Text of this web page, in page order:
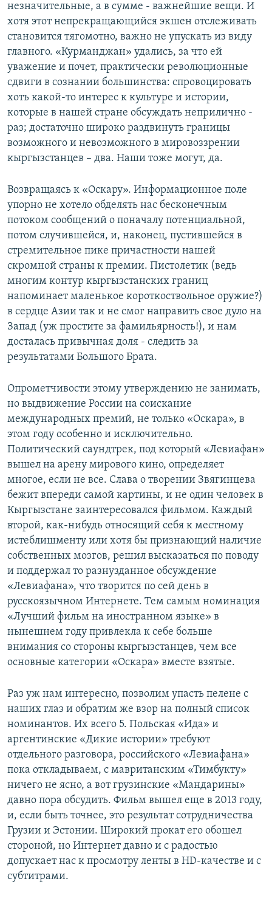
незначительные, а в сумме - важнейшие вещи. И
хотя этот непрекращающийся экшен отслеживать
становится тягомотно, важно не упускать из виду
главного. «Курманджан» удались, за что ей
уважение и почет, практически революционные
сдвиги в сознании большинства: спровоцировать
хоть какой-то интерес к культуре и истории,
которые в нашей стране обсуждать неприлично -
раз; достаточно широко раздвинуть границы
возможного и невозможного в мировоззрении
кыргызстанцев – два. Наши тоже могут, да.
Возвращаясь к «Оскару». Информационное поле
упорно не хотело обделять нас бесконечным
потоком сообщений о поначалу потенциальной,
потом случившейся, и, наконец, пустившейся в
стремительное пике причастности нашей
скромной страны к премии. Пистолетик (ведь
многим контур кыргызстанских границ
напоминает маленькое короткоствольное оружие?)
в сердце Азии так и не смог направить свое дуло на
Запад (уж простите за фамильярность!), и нам
досталась привычная доля - следить за
результатами Большого Брата.
Опрометчивости этому утверждению не занимать,
но выдвижение России на соискание
международных премий, не только «Оскара», в
этом году особенно и исключительно.
Политический саундтрек, под который «Левиафан»
вышел на арену мирового кино, определяет
многое, если не все. Слава о творении Звягинцева
бежит впереди самой картины, и не один человек в
Кыргызстане заинтересовался фильмом. Каждый
второй, как-нибудь относящий себя к местному
истеблишменту или хотя бы признающий наличие
собственных мозгов, решил высказаться по поводу
и поддержал то разнузданное обсуждение
«Левиафана», что творится по сей день в
русскоязычном Интернете. Тем самым номинация
«Лучший фильм на иностранном языке» в
нынешнем году привлекла к себе больше
внимания со стороны кыргызстанцев, чем все
основные категории «Оскара» вместе взятые.
Раз уж нам интересно, позволим упасть пелене с
наших глаз и обратим же взор на полный список
номинантов. Их всего 5. Польская «Ида» и
аргентинские «Дикие истории» требуют
отдельного разговора, российского «Левиафана»
пока откладываем, с мавританским «Тимбукту»
ничего не ясно, а вот грузинские «Мандарины»
давно пора обсудить. Фильм вышел еще в 2013 году,
и, если быть точнее, это результат сотрудничества
Грузии и Эстонии. Широкий прокат его обошел
стороной, но Интернет давно и с радостью
допускает нас к просмотру ленты в HD-качестве и с
субтитрами.